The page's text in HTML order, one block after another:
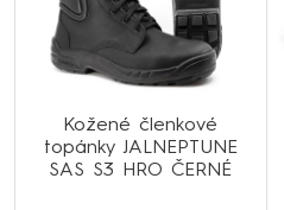
Kožené členkové
topánky JALNEPTUNE
SAS S3 HRO ČERNÉ